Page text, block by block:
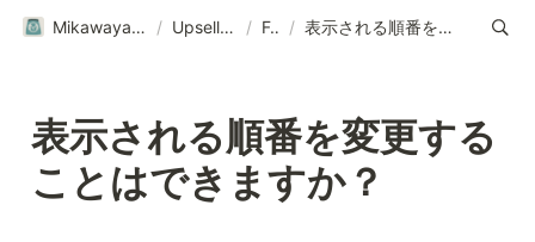
Mikawaya Upsellヘルプページ｜ご利用ガイド / Upsellについて / FAQ / 表示される順番を変更することはできますか？
表示される順番を変更する
ことはできますか？